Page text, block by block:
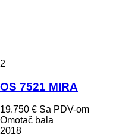
2
OS 7521 MIRA
19.750 € Sa PDV-om
Omotač bala
2018